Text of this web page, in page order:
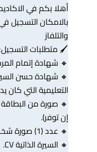
أهلا بكم في
بالامكان التسجيل
والتلفاز
🖌 متطلبات التسجيل:
🔸 شهادة إتمام
🔸 شهادة حسن
التعليمية التي كان
🔸 صورة من
إن توفر).
🔸 عدد (1) صورة شخصية إلكترونية عالية الدقة.
🔸 السيرة الذاتية CV.